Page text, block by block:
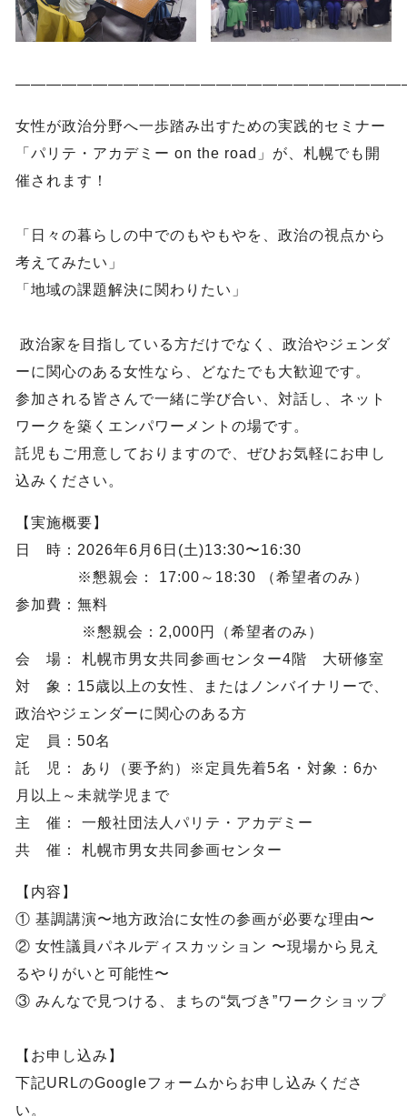
女性が政治分野へ一歩踏み出すための実践的セミナー
「パリテ・アカデミー on the road」が、札幌でも開
催されます！
「日々の暮らしの中でのもやもやを、政治の視点から
考えてみたい」
「地域の課題解決に関わりたい」
政治家を目指している方だけでなく、政治やジェンダ
ーに関心のある女性なら、どなたでも大歓迎です。
参加される皆さんで一緒に学び合い、対話し、ネット
ワークを築くエンパワーメントの場です。
託児もご用意しておりますので、ぜひお気軽にお申し
込みください。
【実施概要】
日 時：2026年6月6日(土)13:30〜16:30
※懇親会： 17:00～18:30 （希望者のみ）
参加費：無料
※懇親会：2,000円（希望者のみ）
会 場： 札幌市男女共同参画センター4階 大研修室
対 象：15歳以上の女性、またはノンバイナリーで、
政治やジェンダーに関心のある方
定 員：50名
託 児： あり（要予約）※定員先着5名・対象：6か
月以上～未就学児まで
主 催： 一般社団法人パリテ・アカデミー
共 催： 札幌市男女共同参画センター
【内容】
① 基調講演〜地方政治に女性の参画が必要な理由〜
② 女性議員パネルディスカッション 〜現場から見え
るやりがいと可能性〜
③ みんなで見つける、まちの“気づき”ワークショップ
【お申し込み】
下記URLのGoogleフォームからお申し込みくださ
い。